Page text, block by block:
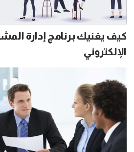
كيف يغنيك برنامج إدارة
الإلكتروني